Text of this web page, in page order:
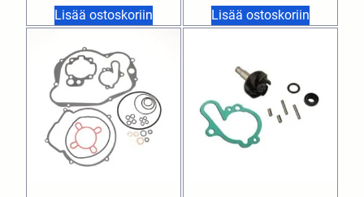
Lisää ostoskoriin Lisää ostoskoriin